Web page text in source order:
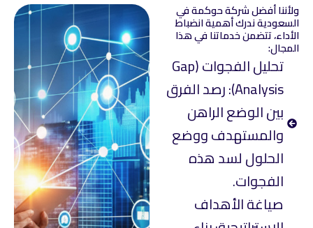
ولأننا أفضل شركة حوكمة في
السعودية ندرك أهمية انضباط
الأداء، تتضمن خدماتنا في هذا
المجال:
تحليل الفجوات (Gap
Analysis): رصد الفرق
بين الوضع الراهن
والمستهدف ووضع
الحلول لسد هذه
الفجوات.
صياغة الأهداف